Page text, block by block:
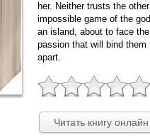
her. Neither trusts the
impossible game of the
an island, about to face
passion that will bind them
apart.
Читать книгу